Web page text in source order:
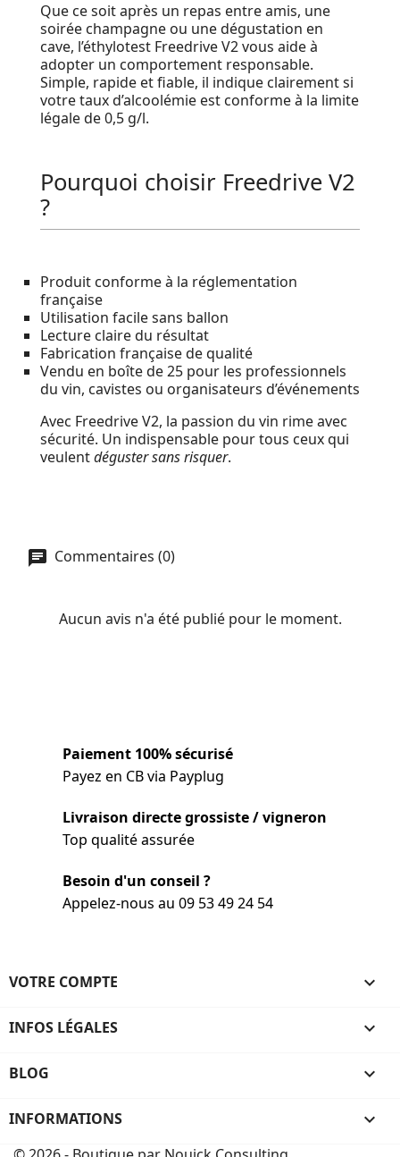
Que ce soit après un repas entre amis, une
soirée champagne ou une dégustation en
cave, l’éthylotest Freedrive V2 vous aide à
adopter un comportement responsable.
Simple, rapide et fiable, il indique clairement si
votre taux d’alcoolémie est conforme à la limite
légale de 0,5 g/l.
Pourquoi choisir Freedrive V2
?
Produit conforme à la réglementation
française
Utilisation facile sans ballon
Lecture claire du résultat
Fabrication française de qualité
Vendu en boîte de 25 pour les professionnels
du vin, cavistes ou organisateurs d’événements
Avec Freedrive V2, la passion du vin rime avec
sécurité. Un indispensable pour tous ceux qui
veulentdéguster sans risquer.
Commentaires (0)
Aucun avis n'a été publié pour le moment.
Paiement 100% sécurisé
Payez en CB via Payplug
Livraison directe grossiste / vigneron
Top qualité assurée
Besoin d'un conseil ?
Appelez-nous au 09 53 49 24 54
VOTRE COMPTE 
INFOS LÉGALES 
BLOG 
INFORMATIONS keyboard_arrow_down